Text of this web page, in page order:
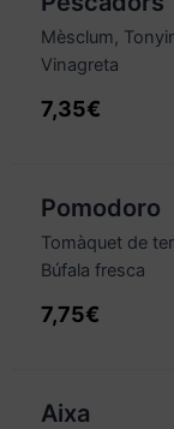
Mèsclum,
Vinagreta
7,35€
Pomodoro
Tomàquet de
Búfala fresca
7,75€
Aixa